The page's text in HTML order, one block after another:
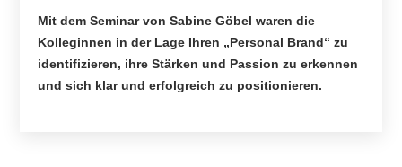
Mit dem Seminar von Sabine Göbel waren die
Kolleginnen in der Lage Ihren „Personal Brand“ zu
identifizieren, ihre Stärken und Passion zu erkennen
und sich klar und erfolgreich zu positionieren.